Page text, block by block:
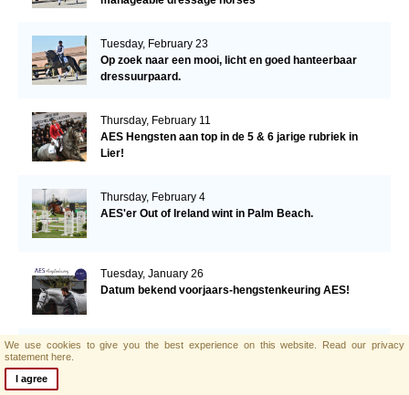
Tuesday, February 23
Op zoek naar een mooi, licht en goed hanteerbaar
dressuurpaard.
Thursday, February 11
AES Hengsten aan top in de 5 & 6 jarige rubriek in
Lier!
Thursday, February 4
AES'er Out of Ireland wint in Palm Beach.
Tuesday, January 26
Datum bekend voorjaars-hengstenkeuring AES!
Saturday, January 23
We use cookies to give you the best experience on this website. Read our privacy
statement here.
I agree